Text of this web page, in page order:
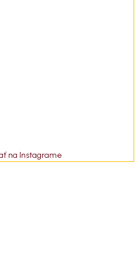
na Instagrame